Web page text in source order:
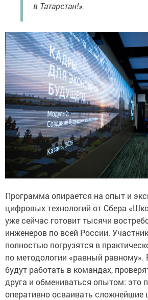
в Татарстан!».
Программа опирается на опыт и
цифровых технологий от Сбера
уже сейчас готовит тысячи
инженеров по всей России.
полностью погрузятся в
по методологии «равный равному».
будут работать в командах,
друга и обмениваться опытом: это
оперативно осваивать